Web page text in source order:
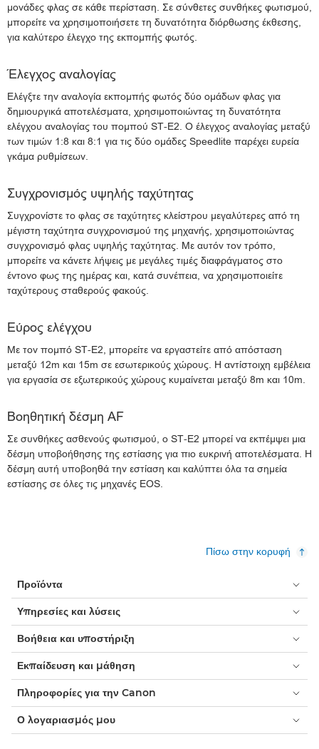
μονάδες φλας σε κάθε περίσταση. Σε σύνθετες συνθήκες φωτισμού,
μπορείτε να χρησιμοποιήσετε τη δυνατότητα διόρθωσης έκθεσης,
για καλύτερο έλεγχο της εκπομπής φωτός.
Έλεγχος αναλογίας
Ελέγξτε την αναλογία εκπομπής φωτός δύο ομάδων φλας για
δημιουργικά αποτελέσματα, χρησιμοποιώντας τη δυνατότητα
ελέγχου αναλογίας του πομπού ST-E2. Ο έλεγχος αναλογίας μεταξύ
των τιμών 1:8 και 8:1 για τις δύο ομάδες Speedlite παρέχει ευρεία
γκάμα ρυθμίσεων.
Συγχρονισμός υψηλής ταχύτητας
Συγχρονίστε το φλας σε ταχύτητες κλείστρου μεγαλύτερες από τη
μέγιστη ταχύτητα συγχρονισμού της μηχανής, χρησιμοποιώντας
συγχρονισμό φλας υψηλής ταχύτητας. Με αυτόν τον τρόπο,
μπορείτε να κάνετε λήψεις με μεγάλες τιμές διαφράγματος στο
έντονο φως της ημέρας και, κατά συνέπεια, να χρησιμοποιείτε
ταχύτερους σταθερούς φακούς.
Εύρος ελέγχου
Με τον πομπό ST-E2, μπορείτε να εργαστείτε από απόσταση
μεταξύ 12m και 15m σε εσωτερικούς χώρους. Η αντίστοιχη εμβέλεια
για εργασία σε εξωτερικούς χώρους κυμαίνεται μεταξύ 8m και 10m.
Βοηθητική δέσμη AF
Σε συνθήκες ασθενούς φωτισμού, ο ST-E2 μπορεί να εκπέμψει μια
δέσμη υποβοήθησης της εστίασης για πιο ευκρινή αποτελέσματα. Η
δέσμη αυτή υποβοηθά την εστίαση και καλύπτει όλα τα σημεία
εστίασης σε όλες τις μηχανές EOS.
Πίσω στην κορυφή
Προϊόντα
Υπηρεσίες και λύσεις
Βοήθεια και υποστήριξη
Εκπαίδευση και μάθηση
Πληροφορίες για την Canon
Ο λογαριασμός μου